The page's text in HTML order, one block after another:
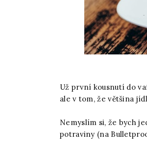
Už první kousnutí do
ale v tom, že většina
Nemyslím si, že bych
potraviny (na